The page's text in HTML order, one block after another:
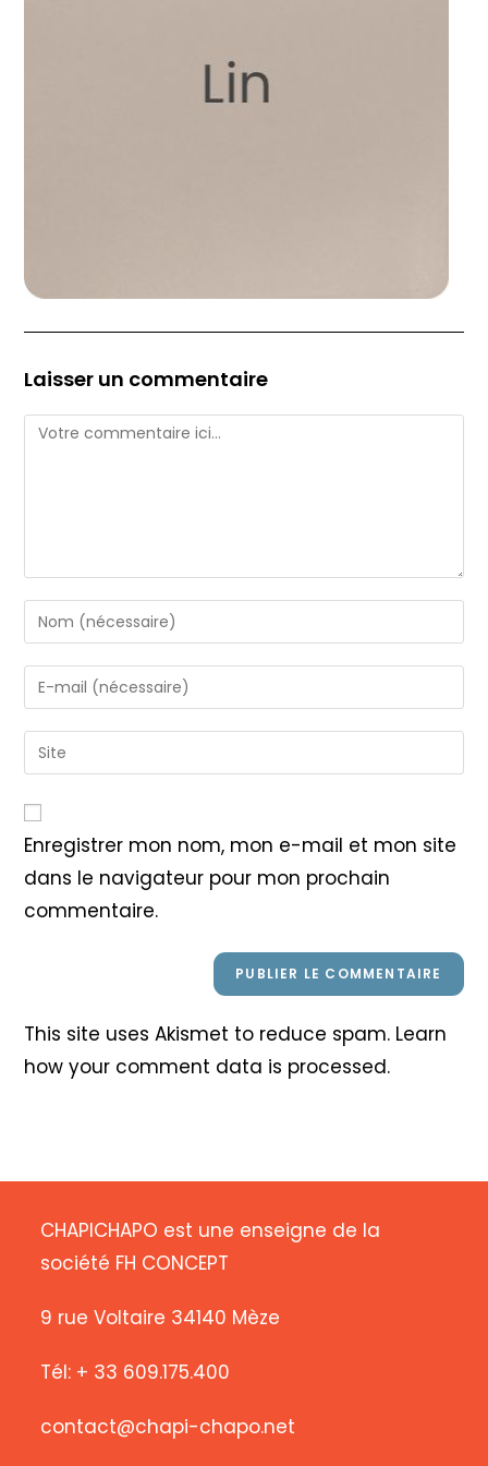
Laisser un commentaire
Comment
Enter
your
name
or
to
comment
Enter
your
email
address
Saisir
l’URL
votre
site
(facultatif)
Enregistrer mon nom, mon e-mail et mon site
dans le navigateur pour mon prochain
commentaire.
This site uses Akismet to reduce spam. Learn
how your comment data is processed.
CHAPICHAPO est une enseigne de la
société FH CONCEPT
9 rue Voltaire 34140 Mèze
Tél: + 33 609.175.400
contact@chapi-chapo.net